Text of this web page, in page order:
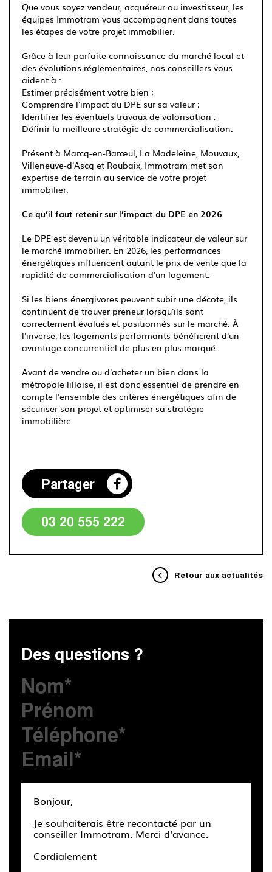
Des questions ?
Que vous soyez vendeur, acquéreur ou investisseur, les
équipes Immotram vous accompagnent dans toutes
les étapes de votre projet immobilier.
Grâce à leur parfaite connaissance du marché local et
des évolutions réglementaires, nos conseillers vous
aident à :
Estimer précisément votre bien ;
Comprendre l'impact du DPE sur sa valeur ;
Identifier les éventuels travaux de valorisation ;
Définir la meilleure stratégie de commercialisation.
Présent à Marcq-en-Barœul, La Madeleine, Mouvaux,
Villeneuve-d'Ascq et Roubaix, Immotram met son
expertise de terrain au service de votre projet
immobilier.
Ce qu’il faut retenir sur l’impact du DPE en 2026
Le DPE est devenu un véritable indicateur de valeur sur
le marché immobilier. En 2026, les performances
énergétiques influencent autant le prix de vente que la
rapidité de commercialisation d'un logement.
Si les biens énergivores peuvent subir une décote, ils
continuent de trouver preneur lorsqu'ils sont
correctement évalués et positionnés sur le marché. À
l'inverse, les logements performants bénéficient d'un
avantage concurrentiel de plus en plus marqué.
Avant de vendre ou d'acheter un bien dans la
métropole lilloise, il est donc essentiel de prendre en
compte l'ensemble des critères énergétiques afin de
sécuriser son projet et optimiser sa stratégie
immobilière.
Partager
03 20 555 222
Retour aux actualités